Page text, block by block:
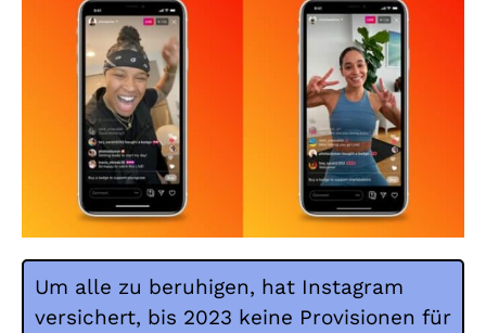
Um alle zu beruhigen, hat Instagram
versichert, bis 2023 keine Provisionen für